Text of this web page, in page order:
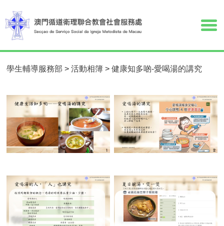
學生輔導服務部 > 活動相簿 > 健康知多啲-愛喝湯的講究